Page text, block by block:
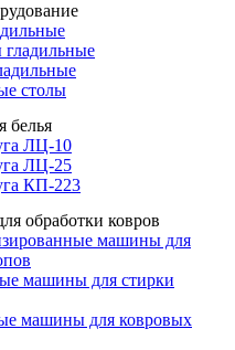
столы
белья
ЛЦ-10
ЛЦ-25
КП-223
обработки ковров
машины для
машины для стирки
машины для ковровых